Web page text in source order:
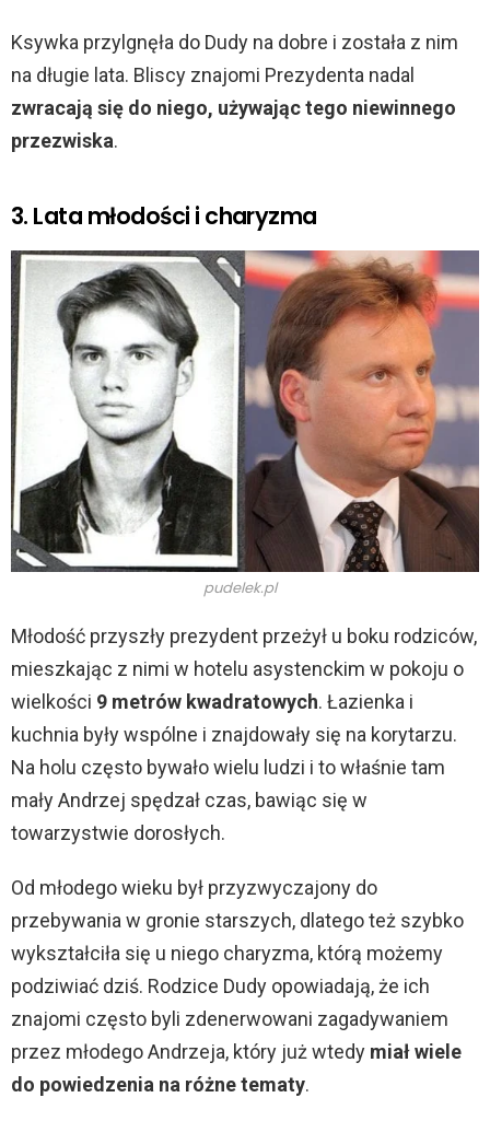
Ksywka przylgnęła do Dudy na dobre i została z nim
na długie lata. Bliscy znajomi Prezydenta nadal
zwracają się do niego, używając tego niewinnego
przezwiska.
3. Lata młodości i charyzma
pudelek.pl
Młodość przyszły prezydent przeżył u boku rodziców,
mieszkając z nimi w hotelu asystenckim w pokoju o
wielkości 9 metrów kwadratowych. Łazienka i
kuchnia były wspólne i znajdowały się na korytarzu.
Na holu często bywało wielu ludzi i to właśnie tam
mały Andrzej spędzał czas, bawiąc się w
towarzystwie dorosłych.
Od młodego wieku był przyzwyczajony do
przebywania w gronie starszych, dlatego też szybko
wykształciła się u niego charyzma, którą możemy
podziwiać dziś. Rodzice Dudy opowiadają, że ich
znajomi często byli zdenerwowani zagadywaniem
przez młodego Andrzeja, który już wtedy miał wiele
do powiedzenia na różne tematy.